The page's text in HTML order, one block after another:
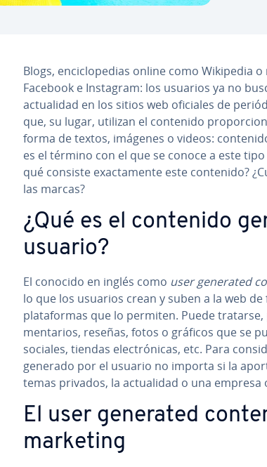
Blogs, en­ci­clo­pe­dias online como Wikipedia
Facebook e Instagram: los usuarios ya no
ac­tua­li­dad en los sitios web oficiales de
que, su lugar, utilizan el contenido
forma de textos, imágenes o videos:
es el término con el que se conoce a este
qué consiste exac­ta­me­n­te este contenido?
las marcas?
¿Qué es el contenido
usuario?
El conocido en inglés como user generated
lo que los usuarios crean y suben a la web
pla­ta­fo­r­mas que lo permiten. Puede
me­n­ta­rios, reseñas, fotos o gráficos que se
sociales, tiendas ele­c­tró­ni­cas, etc. Para
generado por el usuario no importa si la
temas privados, la ac­tua­li­dad o una empresa
El user generated
marketing